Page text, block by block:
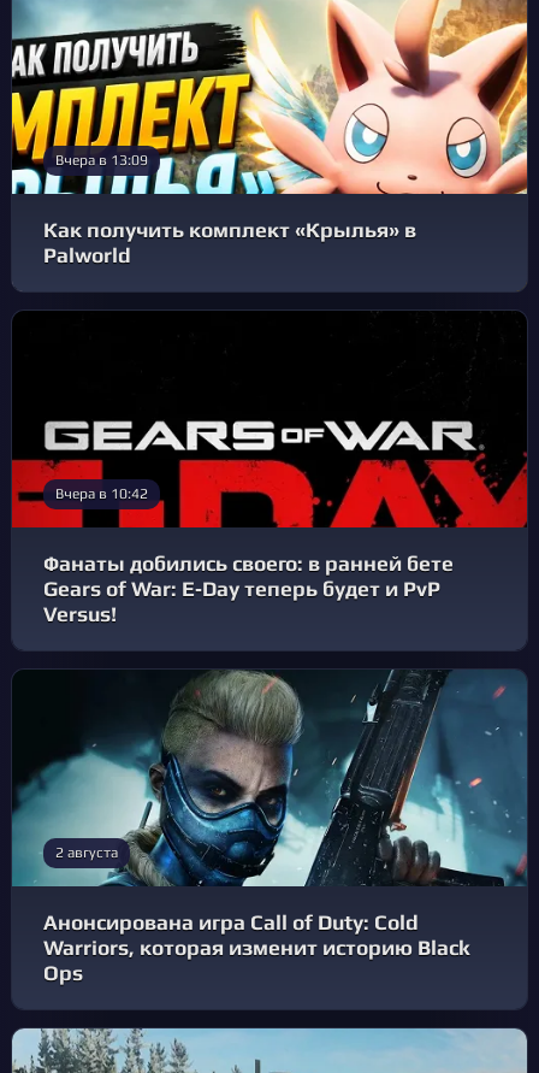
Вчера в 13:09
Как получить комплект «Крылья» в
Palworld
Вчера в 10:42
Фанаты добились своего: в ранней бете
Gears of War: E‑Day теперь будет и PvP
Versus!
2 августа
Анонсирована игра Call of Duty: Cold
Warriors, которая изменит историю Black
Ops